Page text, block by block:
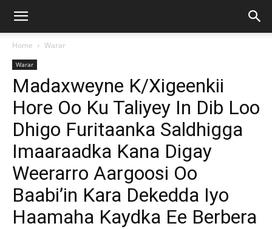
Home Warar
Warar
Madaxweyne K/Xigeenkii
Hore Oo Ku Taliyey In Dib Loo
Dhigo Furitaanka Saldhigga
Imaaraadka Kana Digay
Weerarro Aargoosi Oo
Baabi’in Kara Dekedda Iyo
Haamaha Kaydka Ee Berbera